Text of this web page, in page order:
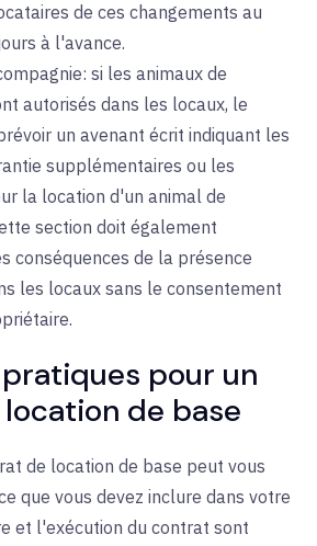
de ces changements au
à l'avance.
: si les animaux de
autorisés dans les locaux, le
un avenant écrit indiquant les
supplémentaires ou les
la location d'un animal de
section doit également
conséquences de la présence
les locaux sans le consentement
pour un
de base
de location de base peut vous
que vous devez inclure dans votre
et l'exécution du contrat sont